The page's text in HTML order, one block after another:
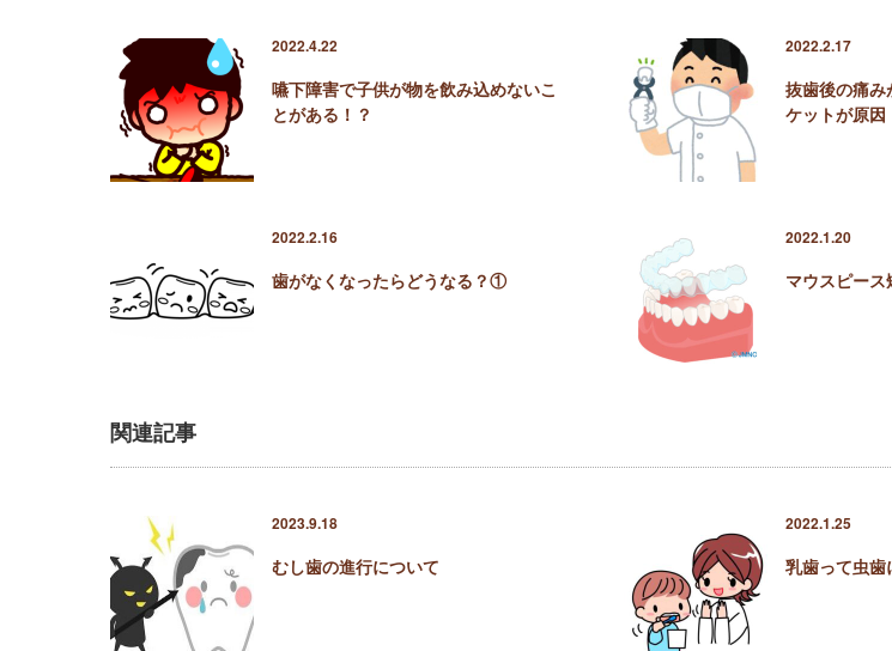
2022.4.22
嚥下障害で子供が物を飲み込めないこ
とがある！？
2022.2.17
抜歯後の痛み
ケットが原
2022.2.16
歯がなくなったらどうなる？①
2022.1.20
マウスピー
関連記事
2023.9.18
むし歯の進行について
2022.1.25
乳歯って虫歯